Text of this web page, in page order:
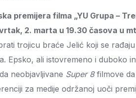
premijera filma „YU Grupa –
2. marta u 19.30 časova u
trojicu braće Jelić koji se
Epsko, ali istovremeno i duboko
neobjavljivane Super 8 filmove
za medije održanoj uoči